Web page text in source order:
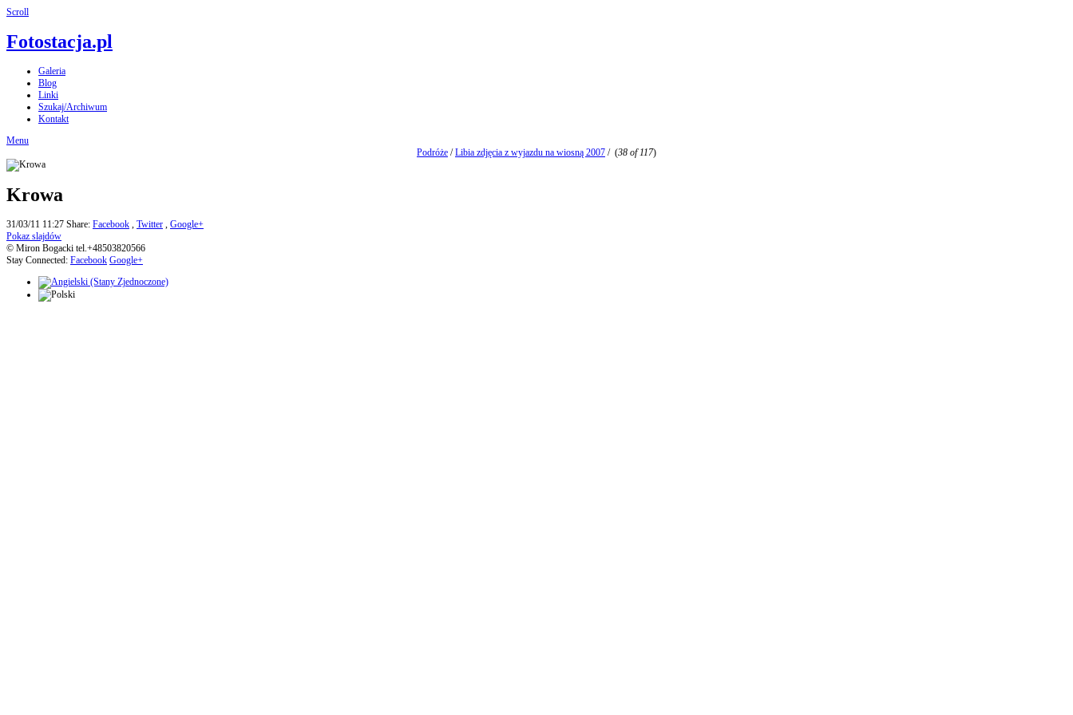
Scroll
Fotostacja.pl
Galeria
Blog
Linki
Szukaj/Archiwum
Kontakt
Menu
Podróże /Libia zdjęcia z wyjazdu na wiosną 2007 / (38 of 117)
Krowa
31/03/11 11:27 Share: Facebook , Twitter , Google+
Pokaz slajdów
© Miron Bogacki tel.+48503820566
Stay Connected: Facebook Google+